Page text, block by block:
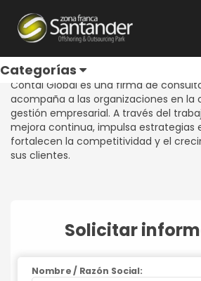
Categorías
CONTAL GLOBAL S.A.S.
REF: CONTAL GLOBAL S.A.S.
Contal Global es una firma de
acompaña a las organizaciones en la
gestión empresarial. A través del
mejora continua, impulsa estrategias
fortalecen la competitividad y el
sus clientes.
Solicitar
Nombre / Razón Social: